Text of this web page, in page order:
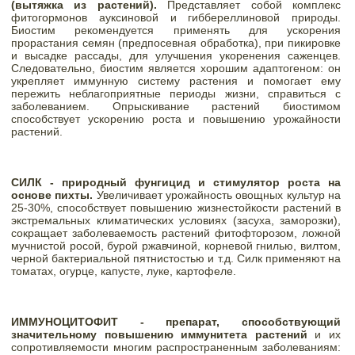
(вытяжка из растений). Представляет собой комплекс
фитогормонов ауксиновой и гиббереллиновой природы.
Биостим рекомендуется применять для ускорения
прорастания семян (предпосевная обработка), при пикировке
и высадке рассады, для улучшения укоренения саженцев.
Следовательно, биостим является хорошим адаптогеном: он
укрепляет иммунную систему растения и помогает ему
пережить неблагоприятные периоды жизни, справиться с
заболеванием. Опрыскивание растений биостимом
способствует ускорению роста и повышению урожайности
растений.
СИЛК - природный фунгицид и стимулятор роста на
основе пихты. Увеличивает урожайность овощных культур на
25-30%, способствует повышению жизнестойкости растений в
экстремальных климатических условиях (засуха, заморозки),
сокращает заболеваемость растений фитофторозом, ложной
мучнистой росой, бурой ржавчиной, корневой гнилью, вилтом,
черной бактериальной пятнистостью и т.д. Силк применяют на
томатах, огурце, капусте, луке, картофеле.
ИММУНОЦИТОФИТ - препарат, способствующий
значительному повышению иммунитета растений и их
сопротивляемости многим распространенным заболеваниям: